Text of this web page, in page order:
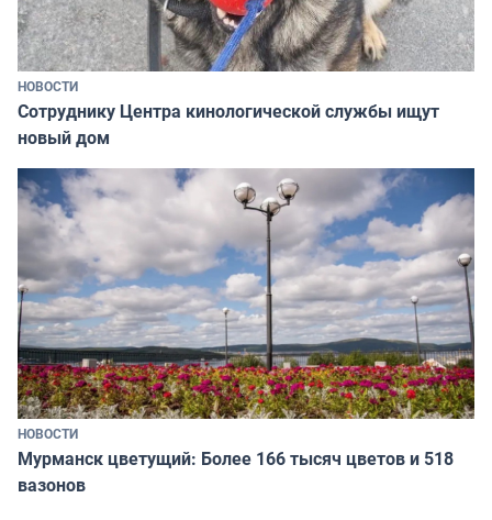
НОВОСТИ
Сотруднику Центра кинологической службы ищут
новый дом
НОВОСТИ
Мурманск цветущий: Более 166 тысяч цветов и 518
вазонов